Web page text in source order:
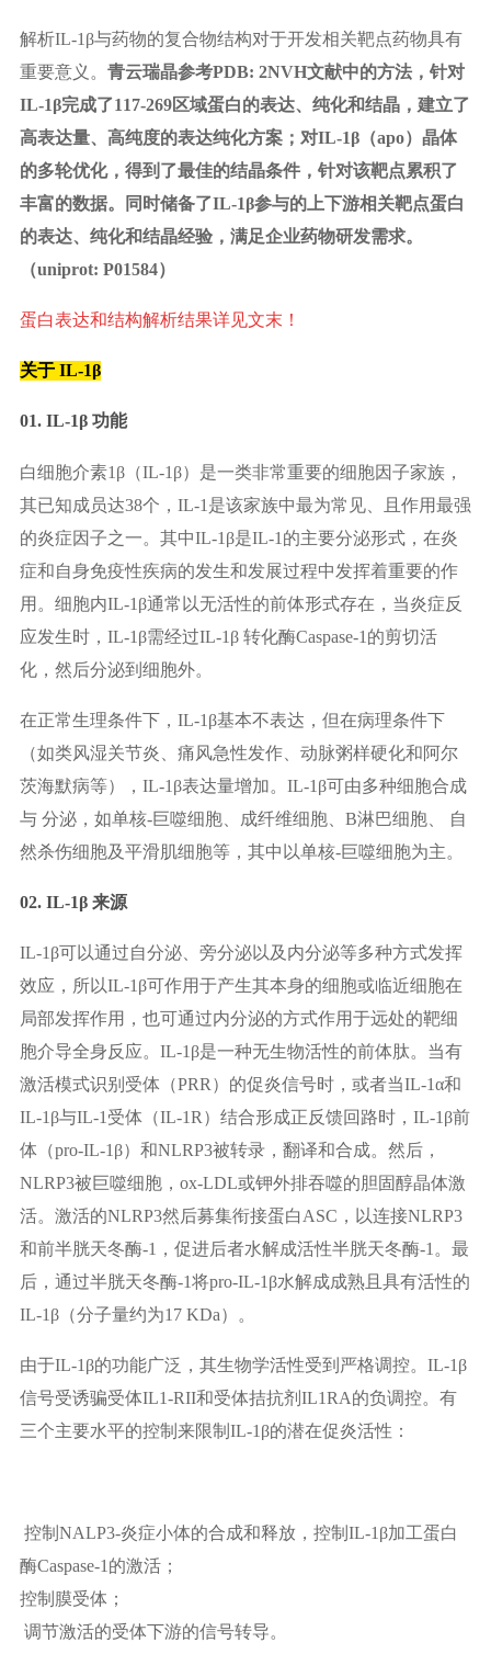
解析IL-1β与药物的复合物结构对于开发相关靶点药物具有
重要意义。 青云瑞晶参考PDB: 2NVH文献中的方法，针对
IL-1β完成了117-269区域蛋白的表达、纯化和结晶，建立了
高表达量、高纯度的表达纯化方案；对IL-1β（apo）晶体
的多轮优化，得到了最佳的结晶条件，针对该靶点累积了
丰富的数据。同时储备了IL-1β参与的上下游相关靶点蛋白
的表达、纯化和结晶经验，满足企业药物研发需求。
（uniprot: P01584）
蛋白表达和结构解析结果详见文末！
关于 IL-1β
01. IL-1β 功能
白细胞介素1β（IL-1β）是一类非常重要的细胞因子家族，
其已知成员达38个，IL-1是该家族中最为常见、且作用最强
的炎症因子之一。其中IL-1β是IL-1的主要分泌形式，在炎
症和自身免疫性疾病的发生和发展过程中发挥着重要的作
用。细胞内IL-1β通常以无活性的前体形式存在，当炎症反
应发生时，IL-1β需经过IL-1β 转化酶Caspase-1的剪切活
化，然后分泌到细胞外。
在正常生理条件下，IL-1β基本不表达，但在病理条件下
（如类风湿关节炎、痛风急性发作、动脉粥样硬化和阿尔
茨海默病等），IL-1β表达量增加。IL-1β可由多种细胞合成
与 分泌，如单核-巨噬细胞、成纤维细胞、B淋巴细胞、 自
然杀伤细胞及平滑肌细胞等，其中以单核-巨噬细胞为主。
02. IL-1β 来源
IL-1β可以通过自分泌、旁分泌以及内分泌等多种方式发挥
效应，所以IL-1β可作用于产生其本身的细胞或临近细胞在
局部发挥作用，也可通过内分泌的方式作用于远处的靶细
胞介导全身反应。IL-1β是一种无生物活性的前体肽。当有
激活模式识别受体（PRR）的促炎信号时，或者当IL-1α和
IL-1β与IL-1受体（IL-1R）结合形成正反馈回路时，IL-1β前
体（pro-IL-1β）和NLRP3被转录，翻译和合成。然后，
NLRP3被巨噬细胞，ox-LDL或钾外排吞噬的胆固醇晶体激
活。激活的NLRP3然后募集衔接蛋白ASC，以连接NLRP3
和前半胱天冬酶-1，促进后者水解成活性半胱天冬酶-1。最
后，通过半胱天冬酶-1将pro-IL-1β水解成成熟且具有活性的
IL-1β（分子量约为17 KDa）。
由于IL-1β的功能广泛，其生物学活性受到严格调控。IL-1β
信号受诱骗受体IL1-RII和受体拮抗剂IL1RA的负调控。有
三个主要水平的控制来限制IL-1β的潜在促炎活性：
控制NALP3-炎症小体的合成和释放，控制IL-1β加工蛋白
酶Caspase-1的激活；
控制膜受体；
调节激活的受体下游的信号转导。